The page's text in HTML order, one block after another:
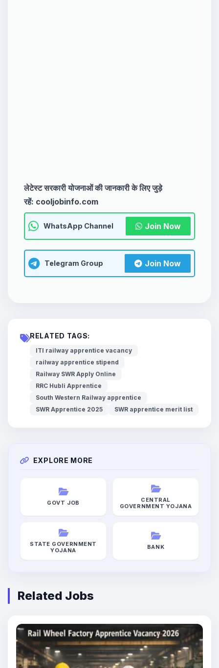
लेटेस्ट सरकारी योजनाओं की जानकारी के लिए जुड़े
रहें: cooljobinfo.com
WhatsApp Channel Join Now
Telegram Group Join Now
RELATED TAGS:
ITI railway apprentice vacancy
railway apprentice stipend
Railway SWR Apply Online
RRC Hubli Apprentice
South Western Railway apprentice
SWR Apprentice 2025
SWR apprentice merit list
EXPLORE MORE
GOVT JOB
CENTRAL
GOVERNMENT YOJANA
STATE GOVERNMENT
YOJANA
BANK
Related Jobs